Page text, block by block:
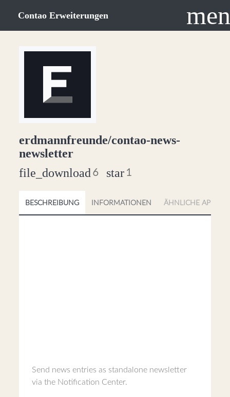
Contao Erweiterungen
erdmannfreunde/contao-news-
newsletter
file_download 6 star 1
BESCHREIBUNG INFORMATIONEN ÄHNLICHE APPS
Send news entries as standalone newsletter
via the Notification Center.